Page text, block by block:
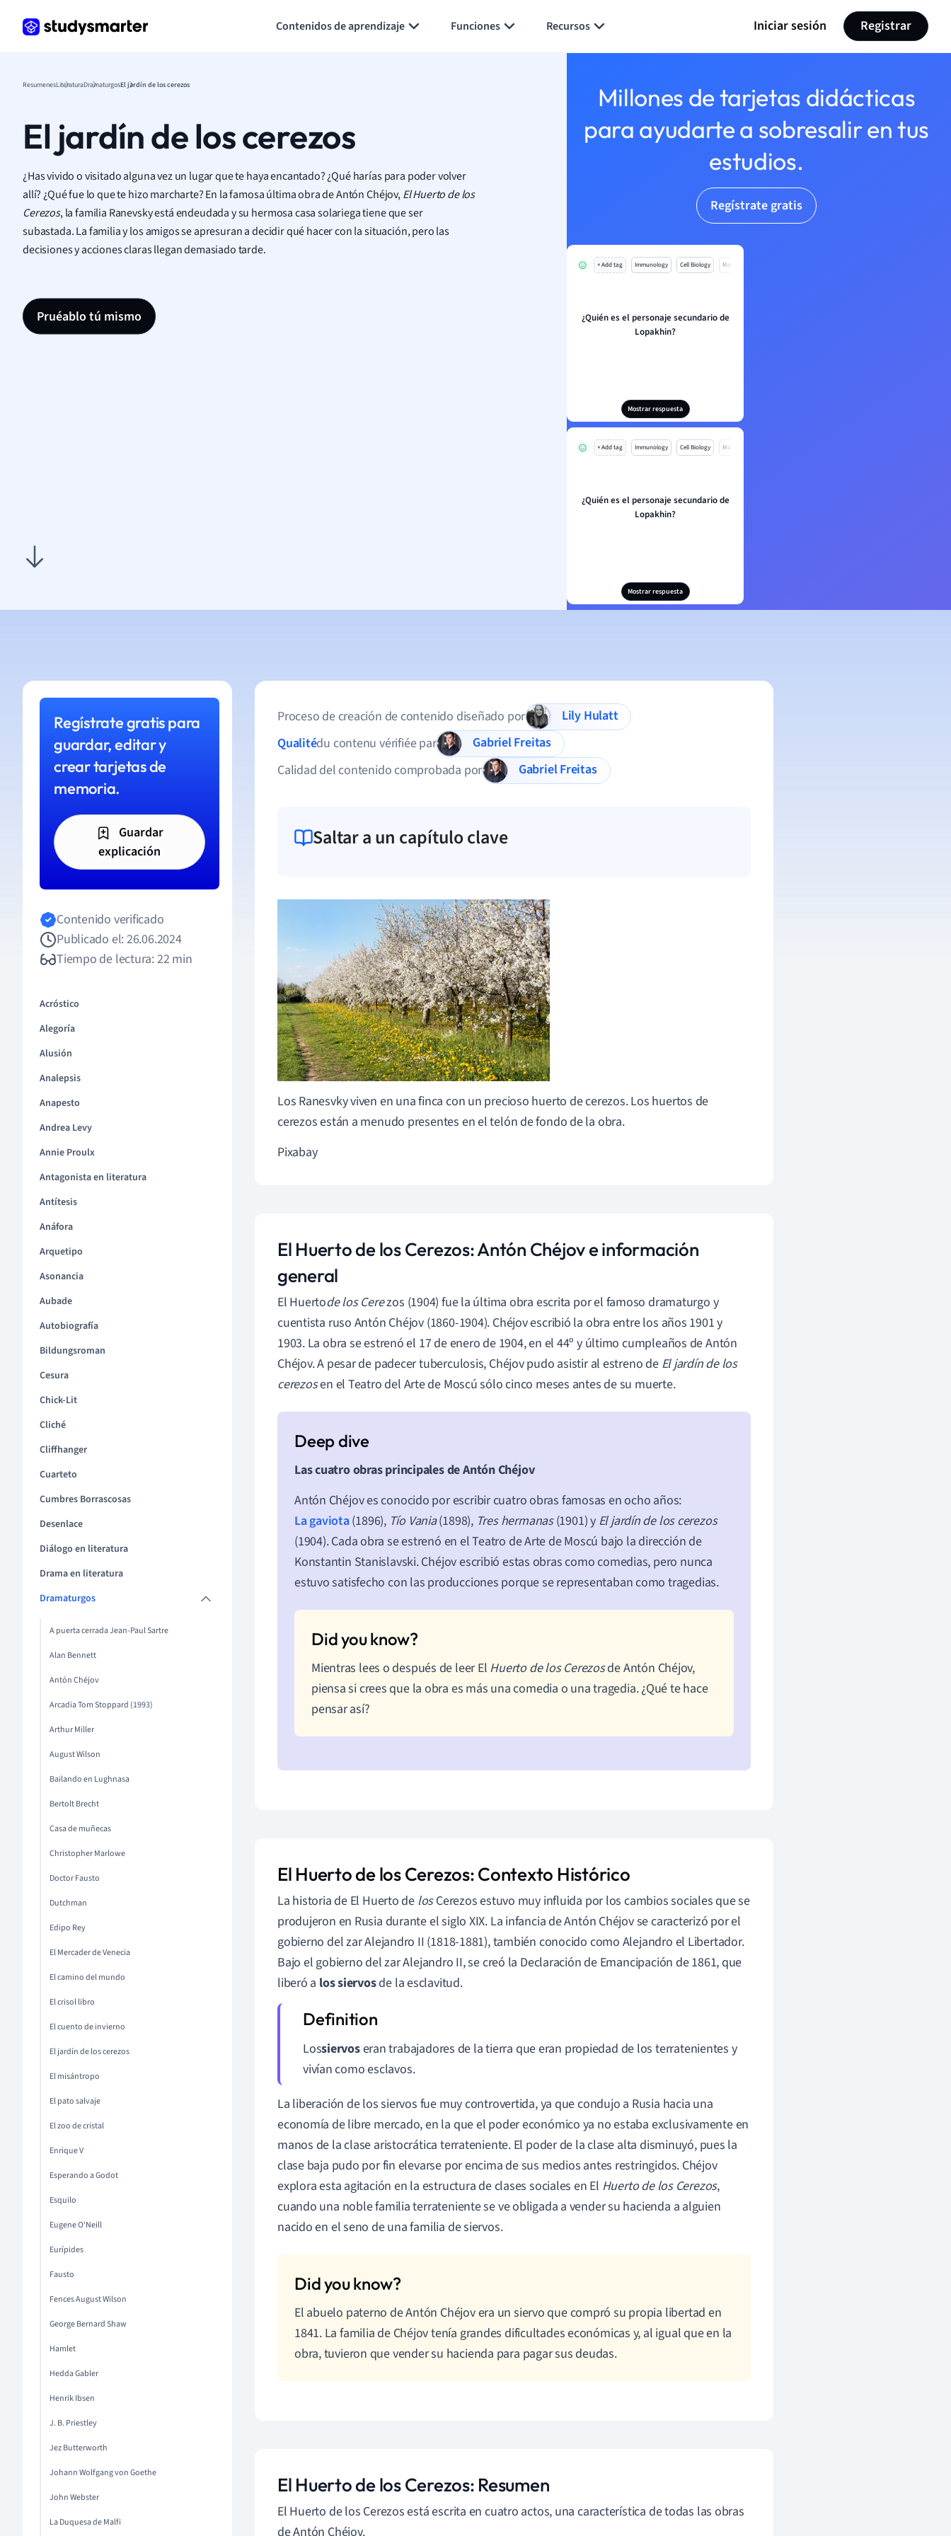
Contenidos de aprendizaje Funciones Recursos Iniciar sesión Registrar
ResumenesLiteraturaDramaturgosEl jardín de los cerezos
El jardín de los cerezos
¿Has vivido o visitado alguna vez un lugar que te haya encantado? ¿Qué harías para poder volver
allí? ¿Qué fue lo que te hizo marcharte? En la famosa última obra de Antón Chéjov,El Huerto de los
Cerezos, la familia Ranevsky está endeudada y su hermosa casa solariega tiene que ser
subastada. La familia y los amigos se apresuran a decidir qué hacer con la situación, pero las
decisiones y acciones claras llegan demasiado tarde.
Pruéablo tú mismo
Millones de tarjetas didácticas
para ayudarte a sobresalir en tus
estudios.
Regístrate gratis
+ Add tag Immunology Cell Biology Mo
¿Quién es el personaje secundario de
Lopakhin?
Mostrar respuesta
+ Add tag Immunology Cell Biology Mo
¿Quién es el personaje secundario de
Lopakhin?
Mostrar respuesta
Regístrate gratis para
guardar, editar y
crear tarjetas de
memoria.
Guardar
explicación
Contenido verificado
Publicado el: 26.06.2024
Tiempo de lectura: 22 min
Acróstico
Alegoría
Alusión
Analepsis
Anapesto
Andrea Levy
Annie Proulx
Antagonista en literatura
Antítesis
Anáfora
Arquetipo
Asonancia
Aubade
Autobiografía
Bildungsroman
Cesura
Chick-Lit
Cliché
Cliffhanger
Cuarteto
Cumbres Borrascosas
Desenlace
Diálogo en literatura
Drama en literatura
Dramaturgos
A puerta cerrada Jean-Paul Sartre
Alan Bennett
Antón Chéjov
Arcadia Tom Stoppard (1993)
Arthur Miller
August Wilson
Bailando en Lughnasa
Bertolt Brecht
Casa de muñecas
Christopher Marlowe
Doctor Fausto
Dutchman
Edipo Rey
El Mercader de Venecia
El camino del mundo
El crisol libro
El cuento de invierno
El jardín de los cerezos
El misántropo
El pato salvaje
El zoo de cristal
Enrique V
Esperando a Godot
Esquilo
Eugene O'Neill
Eurípides
Fausto
Fences August Wilson
George Bernard Shaw
Hamlet
Hedda Gabler
Henrik Ibsen
J. B. Priestley
Jez Butterworth
Johann Wolfgang von Goethe
John Webster
La Duquesa de Malfi
Proceso de creación de contenido diseñado por
Lily Hulatt
Qualitédu contenu vérifiée par
Gabriel Freitas
Calidad del contenido comprobada por
Gabriel Freitas
Saltar a un capítulo clave
Los Ranesvky viven en una finca con un precioso huerto de cerezos. Los huertos de
cerezos están a menudo presentes en el telón de fondo de la obra.
Pixabay
El Huerto de los Cerezos: Antón Chéjov e información
general
El Huertode los Cerezos (1904) fue la última obra escrita por el famoso dramaturgo y
cuentista ruso Antón Chéjov (1860-1904). Chéjov escribió la obra entre los años 1901 y
1903. La obra se estrenó el 17 de enero de 1904, en el 44º y último cumpleaños de Antón
Chéjov. A pesar de padecer tuberculosis, Chéjov pudo asistir al estreno de El jardín de los
cerezosen el Teatro del Arte de Moscú sólo cinco meses antes de su muerte.
Las cuatro obras principales de Antón Chéjov
Antón Chéjov es conocido por escribir cuatro obras famosas en ocho años:
La gaviota(1896), Tío Vania(1898), Tres hermanas(1901) y El jardín de los cerezos
(1904). Cada obra se estrenó en el Teatro de Arte de Moscú bajo la dirección de
Konstantin Stanislavski. Chéjov escribió estas obras como comedias, pero nunca
estuvo satisfecho con las producciones porque se representaban como tragedias.
Mientras lees o después de leer El Huerto de los Cerezosde Antón Chéjov,
piensa si crees que la obra es más una comedia o una tragedia. ¿Qué te hace
pensar así?
El Huerto de los Cerezos: Contexto Histórico
La historia de El Huerto de losCerezos estuvo muy influida por los cambios sociales que se
produjeron en Rusia durante el siglo XIX. La infancia de Antón Chéjov se caracterizó por el
gobierno del zar Alejandro II (1818-1881), también conocido como Alejandro el Libertador.
Bajo el gobierno del zar Alejandro II, se creó la Declaración de Emancipación de 1861, que
liberó a los siervosde la esclavitud.
Lossiervoseran trabajadores de la tierra que eran propiedad de los terratenientes y
vivían como esclavos.
La liberación de los siervos fue muy controvertida, ya que condujo a Rusia hacia una
economía de libre mercado, en la que el poder económico ya no estaba exclusivamente en
manos de la clase aristocrática terrateniente. El poder de la clase alta disminuyó, pues la
clase baja pudo por fin elevarse por encima de sus medios antes restringidos. Chéjov
explora esta agitación en la estructura de clases sociales en El Huerto de los Cerezos,
cuando una noble familia terrateniente se ve obligada a vender su hacienda a alguien
nacido en el seno de una familia de siervos.
El abuelo paterno de Antón Chéjov era un siervo que compró su propia libertad en
1841. La familia de Chéjov tenía grandes dificultades económicas y, al igual que en la
obra, tuvieron que vender su hacienda para pagar sus deudas.
El Huerto de los Cerezos: Resumen
El Huerto de los Cerezos está escrita en cuatro actos, una característica de todas las obras
de Antón Chéjov.